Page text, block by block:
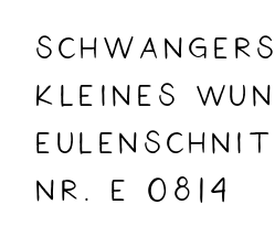
Kleines
nr. E 0814